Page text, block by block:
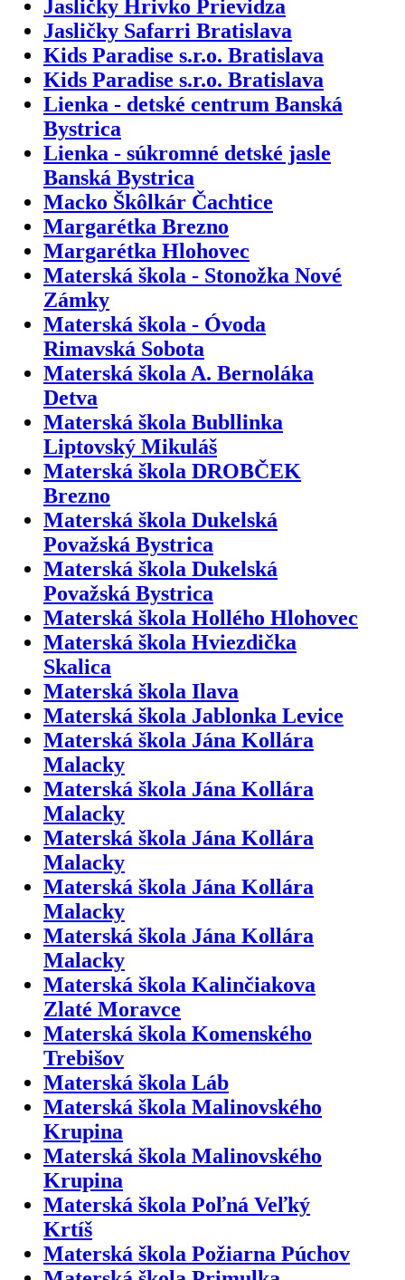
Jasličky Hrivko Prievidza
Jasličky Safarri Bratislava
Kids Paradise s.r.o. Bratislava
Kids Paradise s.r.o. Bratislava
Lienka - detské centrum Banská
Bystrica
Lienka - súkromné detské jasle
Banská Bystrica
Macko Škôlkár Čachtice
Margarétka Brezno
Margarétka Hlohovec
Materská škola - Stonožka Nové
Zámky
Materská škola - Óvoda
Rimavská Sobota
Materská škola A. Bernoláka
Detva
Materská škola Bubllinka
Liptovský Mikuláš
Materská škola DROBČEK
Brezno
Materská škola Dukelská
Považská Bystrica
Materská škola Dukelská
Považská Bystrica
Materská škola Hollého Hlohovec
Materská škola Hviezdička
Skalica
Materská škola Ilava
Materská škola Jablonka Levice
Materská škola Jána Kollára
Malacky
Materská škola Jána Kollára
Malacky
Materská škola Jána Kollára
Malacky
Materská škola Jána Kollára
Malacky
Materská škola Jána Kollára
Malacky
Materská škola Kalinčiakova
Zlaté Moravce
Materská škola Komenského
Trebišov
Materská škola Láb
Materská škola Malinovského
Krupina
Materská škola Malinovského
Krupina
Materská škola Poľná Veľký
Krtíš
Materská škola Požiarna Púchov